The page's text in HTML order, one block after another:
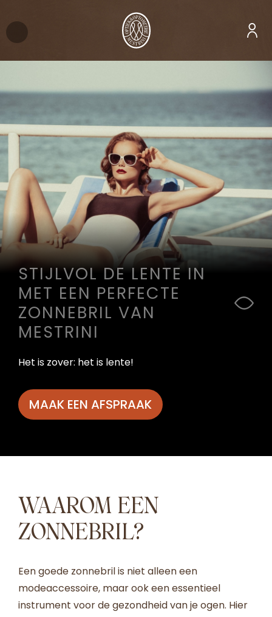
STIJLVOL DE LENTE IN
MET EEN PERFECTE
ZONNEBRIL VAN
MESTRINI
Het is zover: het is lente!
MAAK EEN AFSPRAAK
WAAROM EEN
ZONNEBRIL?
Een goede zonnebril is niet alleen een
modeaccessoire, maar ook een essentieel
instrument voor de gezondheid van je ogen. Hier